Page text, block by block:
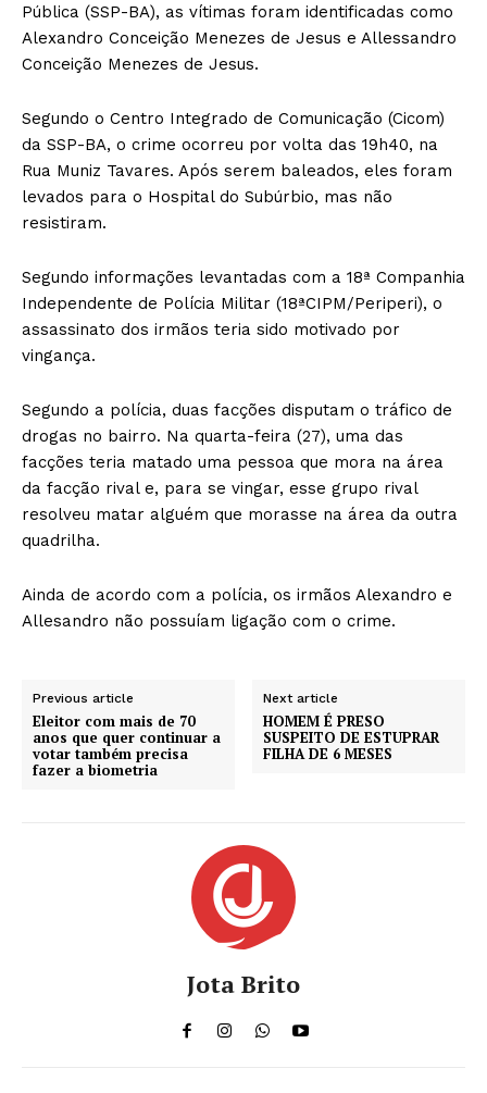
Pública (SSP-BA), as vítimas foram identificadas como
Alexandro Conceição Menezes de Jesus e Allessandro
Conceição Menezes de Jesus.
Segundo o Centro Integrado de Comunicação (Cicom)
da SSP-BA, o crime ocorreu por volta das 19h40, na
Rua Muniz Tavares. Após serem baleados, eles foram
levados para o Hospital do Subúrbio, mas não
resistiram.
Segundo informações levantadas com a 18ª Companhia
Independente de Polícia Militar (18ªCIPM/Periperi), o
assassinato dos irmãos teria sido motivado por
vingança.
Segundo a polícia, duas facções disputam o tráfico de
drogas no bairro. Na quarta-feira (27), uma das
facções teria matado uma pessoa que mora na área
da facção rival e, para se vingar, esse grupo rival
resolveu matar alguém que morasse na área da outra
quadrilha.
Ainda de acordo com a polícia, os irmãos Alexandro e
Allesandro não possuíam ligação com o crime.
Previous article
Eleitor com mais de 70
anos que quer continuar a
votar também precisa
fazer a biometria
Next article
HOMEM É PRESO
SUSPEITO DE ESTUPRAR
FILHA DE 6 MESES
Jota Brito